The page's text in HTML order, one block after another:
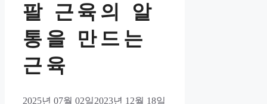
팔 근육의 알
통을 만드는
근육
2025년 07월 02일2023년 12월 18일